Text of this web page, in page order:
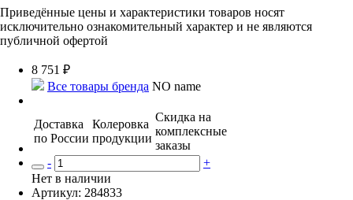
Приведённые цены и характеристики товаров носят
исключительно ознакомительный характер и не являются
публичной офертой
8 751 ₽
Все товары бренда NO name
Доставка
по России
Колеровка
продукции
Скидка на
комплексные
заказы
-
+
Нет в наличии
Артикул: 284833